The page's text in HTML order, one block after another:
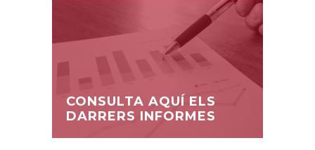
CONSULTA AQUÍ ELS
DARRERS INFORMES